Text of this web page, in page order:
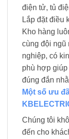
điện tử, tủ
Lắp đặt điều
Kho hàng
cùng đội ngũ
nghiệp, có
phù hợp
đúng đắn
Một số ưu
Chúng tôi
đến cho